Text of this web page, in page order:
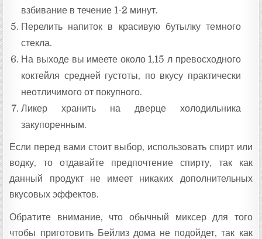
взбивание в течение 1-2 минут.
Перелить напиток в красивую бутылку темного
стекла.
На выходе вы имеете около 1,15 л превосходного
коктейля средней густоты, по вкусу практически
неотличимого от покупного.
Ликер хранить на дверце холодильника
закупоренным.
Если перед вами стоит выбор, использовать спирт или
водку, то отдавайте предпочтение спирту, так как
данный продукт не имеет никаких дополнительных
вкусовых эффектов.
Обратите внимание, что обычный миксер для того
чтобы приготовить Бейлиз дома не подойдет, так как